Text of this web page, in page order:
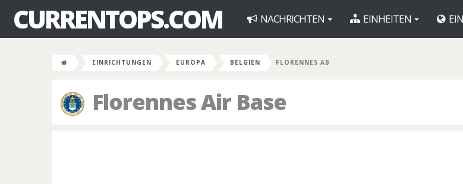
CURRENTOPS.COM NACHRICHTEN EINHEITEN
EINRICHTUNGEN EUROPA BELGIEN FLORENNES AB
Florennes Air Base